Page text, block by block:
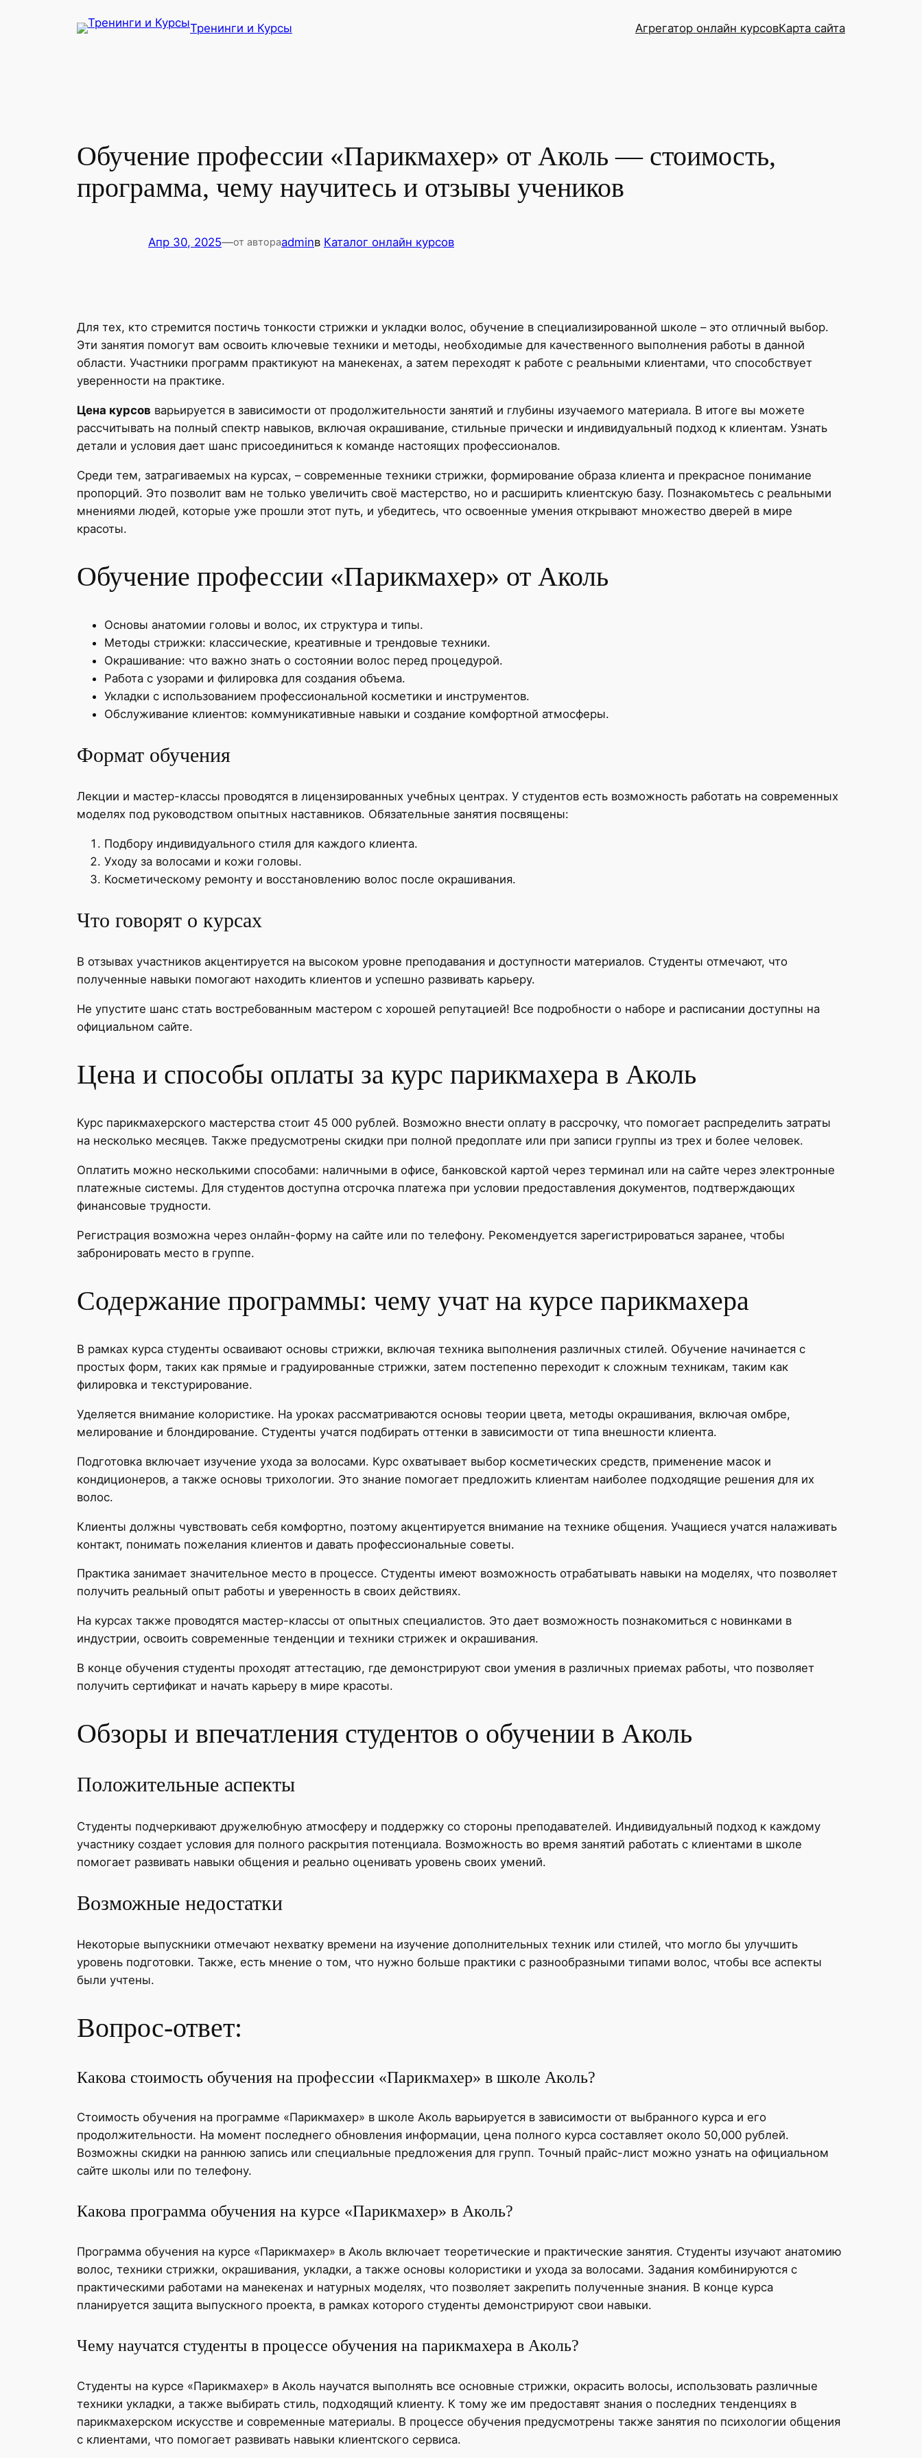
Тренинги и Курсы Агрегатор онлайн курсовКарта сайта
Обучение профессии «Парикмахер» от Аколь — стоимость,
программа, чему научитесь и отзывы учеников
Апр 30, 2025—от автораadminв Каталог онлайн курсов
Для тех, кто стремится постичь тонкости стрижки и укладки волос, обучение в специализированной школе – это отличный выбор.
Эти занятия помогут вам освоить ключевые техники и методы, необходимые для качественного выполнения работы в данной
области. Участники программ практикуют на манекенах, а затем переходят к работе с реальными клиентами, что способствует
уверенности на практике.
Цена курсов варьируется в зависимости от продолжительности занятий и глубины изучаемого материала. В итоге вы можете
рассчитывать на полный спектр навыков, включая окрашивание, стильные прически и индивидуальный подход к клиентам. Узнать
детали и условия дает шанс присоединиться к команде настоящих профессионалов.
Среди тем, затрагиваемых на курсах, – современные техники стрижки, формирование образа клиента и прекрасное понимание
пропорций. Это позволит вам не только увеличить своё мастерство, но и расширить клиентскую базу. Познакомьтесь с реальными
мнениями людей, которые уже прошли этот путь, и убедитесь, что освоенные умения открывают множество дверей в мире
красоты.
Обучение профессии «Парикмахер» от Аколь
Основы анатомии головы и волос, их структура и типы.
Методы стрижки: классические, креативные и трендовые техники.
Окрашивание: что важно знать о состоянии волос перед процедурой.
Работа с узорами и филировка для создания объема.
Укладки с использованием профессиональной косметики и инструментов.
Обслуживание клиентов: коммуникативные навыки и создание комфортной атмосферы.
Формат обучения
Лекции и мастер-классы проводятся в лицензированных учебных центрах. У студентов есть возможность работать на современных
моделях под руководством опытных наставников. Обязательные занятия посвящены:
Подбору индивидуального стиля для каждого клиента.
Уходу за волосами и кожи головы.
Косметическому ремонту и восстановлению волос после окрашивания.
Что говорят о курсах
В отзывах участников акцентируется на высоком уровне преподавания и доступности материалов. Студенты отмечают, что
полученные навыки помогают находить клиентов и успешно развивать карьеру.
Не упустите шанс стать востребованным мастером с хорошей репутацией! Все подробности о наборе и расписании доступны на
официальном сайте.
Цена и способы оплаты за курс парикмахера в Аколь
Курс парикмахерского мастерства стоит 45 000 рублей. Возможно внести оплату в рассрочку, что помогает распределить затраты
на несколько месяцев. Также предусмотрены скидки при полной предоплате или при записи группы из трех и более человек.
Оплатить можно несколькими способами: наличными в офисе, банковской картой через терминал или на сайте через электронные
платежные системы. Для студентов доступна отсрочка платежа при условии предоставления документов, подтверждающих
финансовые трудности.
Регистрация возможна через онлайн-форму на сайте или по телефону. Рекомендуется зарегистрироваться заранее, чтобы
забронировать место в группе.
Содержание программы: чему учат на курсе парикмахера
В рамках курса студенты осваивают основы стрижки, включая техника выполнения различных стилей. Обучение начинается с
простых форм, таких как прямые и градуированные стрижки, затем постепенно переходит к сложным техникам, таким как
филировка и текстурирование.
Уделяется внимание колористике. На уроках рассматриваются основы теории цвета, методы окрашивания, включая омбре,
мелирование и блондирование. Студенты учатся подбирать оттенки в зависимости от типа внешности клиента.
Подготовка включает изучение ухода за волосами. Курс охватывает выбор косметических средств, применение масок и
кондиционеров, а также основы трихологии. Это знание помогает предложить клиентам наиболее подходящие решения для их
волос.
Клиенты должны чувствовать себя комфортно, поэтому акцентируется внимание на технике общения. Учащиеся учатся налаживать
контакт, понимать пожелания клиентов и давать профессиональные советы.
Практика занимает значительное место в процессе. Студенты имеют возможность отрабатывать навыки на моделях, что позволяет
получить реальный опыт работы и уверенность в своих действиях.
На курсах также проводятся мастер-классы от опытных специалистов. Это дает возможность познакомиться с новинками в
индустрии, освоить современные тенденции и техники стрижек и окрашивания.
В конце обучения студенты проходят аттестацию, где демонстрируют свои умения в различных приемах работы, что позволяет
получить сертификат и начать карьеру в мире красоты.
Обзоры и впечатления студентов о обучении в Аколь
Положительные аспекты
Студенты подчеркивают дружелюбную атмосферу и поддержку со стороны преподавателей. Индивидуальный подход к каждому
участнику создает условия для полного раскрытия потенциала. Возможность во время занятий работать с клиентами в школе
помогает развивать навыки общения и реально оценивать уровень своих умений.
Возможные недостатки
Некоторые выпускники отмечают нехватку времени на изучение дополнительных техник или стилей, что могло бы улучшить
уровень подготовки. Также, есть мнение о том, что нужно больше практики с разнообразными типами волос, чтобы все аспекты
были учтены.
Вопрос-ответ:
Какова стоимость обучения на профессии «Парикмахер» в школе Аколь?
Стоимость обучения на программе «Парикмахер» в школе Аколь варьируется в зависимости от выбранного курса и его
продолжительности. На момент последнего обновления информации, цена полного курса составляет около 50,000 рублей.
Возможны скидки на раннюю запись или специальные предложения для групп. Точный прайс-лист можно узнать на официальном
сайте школы или по телефону.
Какова программа обучения на курсе «Парикмахер» в Аколь?
Программа обучения на курсе «Парикмахер» в Аколь включает теоретические и практические занятия. Студенты изучают анатомию
волос, техники стрижки, окрашивания, укладки, а также основы колористики и ухода за волосами. Задания комбинируются с
практическими работами на манекенах и натурных моделях, что позволяет закрепить полученные знания. В конце курса
планируется защита выпускного проекта, в рамках которого студенты демонстрируют свои навыки.
Чему научатся студенты в процессе обучения на парикмахера в Аколь?
Студенты на курсе «Парикмахер» в Аколь научатся выполнять все основные стрижки, окрасить волосы, использовать различные
техники укладки, а также выбирать стиль, подходящий клиенту. К тому же им предоставят знания о последних тенденциях в
парикмахерском искусстве и современные материалы. В процессе обучения предусмотрены также занятия по психологии общения
с клиентами, что помогает развивать навыки клиентского сервиса.